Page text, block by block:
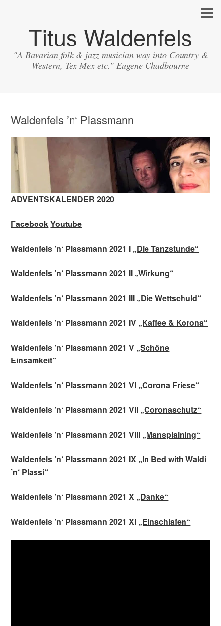
Titus Waldenfels
"A Bavarian folk & jazz musician way into Country &
Western, Tex Mex etc." Eugene Chadbourne
Waldenfels ’n‘ Plassmann
ADVENTSKALENDER 2020
FacebookYoutube
Waldenfels ’n‘ Plassmann 2021 I „Die Tanzstunde“
Waldenfels ’n‘ Plassmann 2021 II „Wirkung“
Waldenfels ’n‘ Plassmann 2021 III „Die Wettschuld“
Waldenfels ’n‘ Plassmann 2021 IV „Kaffee & Korona“
Waldenfels ’n‘ Plassmann 2021 V „Schöne
Einsamkeit“
Waldenfels ’n‘ Plassmann 2021 VI „Corona Friese“
Waldenfels ’n‘ Plassmann 2021 VII „Coronaschutz“
Waldenfels ’n‘ Plassmann 2021 VIII „Mansplaining“
Waldenfels ’n‘ Plassmann 2021 IX „In Bed with Waldi
’n‘ Plassi“
Waldenfels ’n‘ Plassmann 2021 X „Danke“
Waldenfels ’n‘ Plassmann 2021 XI „Einschlafen“